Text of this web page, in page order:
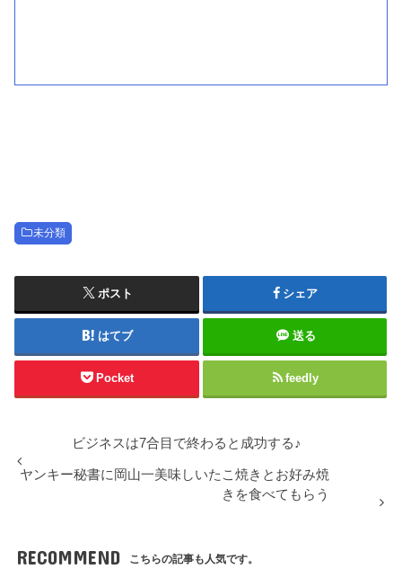
未分類
ポスト シェア
はてブ 送る
Pocket feedly
ビジネスは7合目で終わると成功する♪
ヤンキー秘書に岡山一美味しいたこ焼きとお好み焼
きを食べてもらう
RECOMMEND こちらの記事も人気です。